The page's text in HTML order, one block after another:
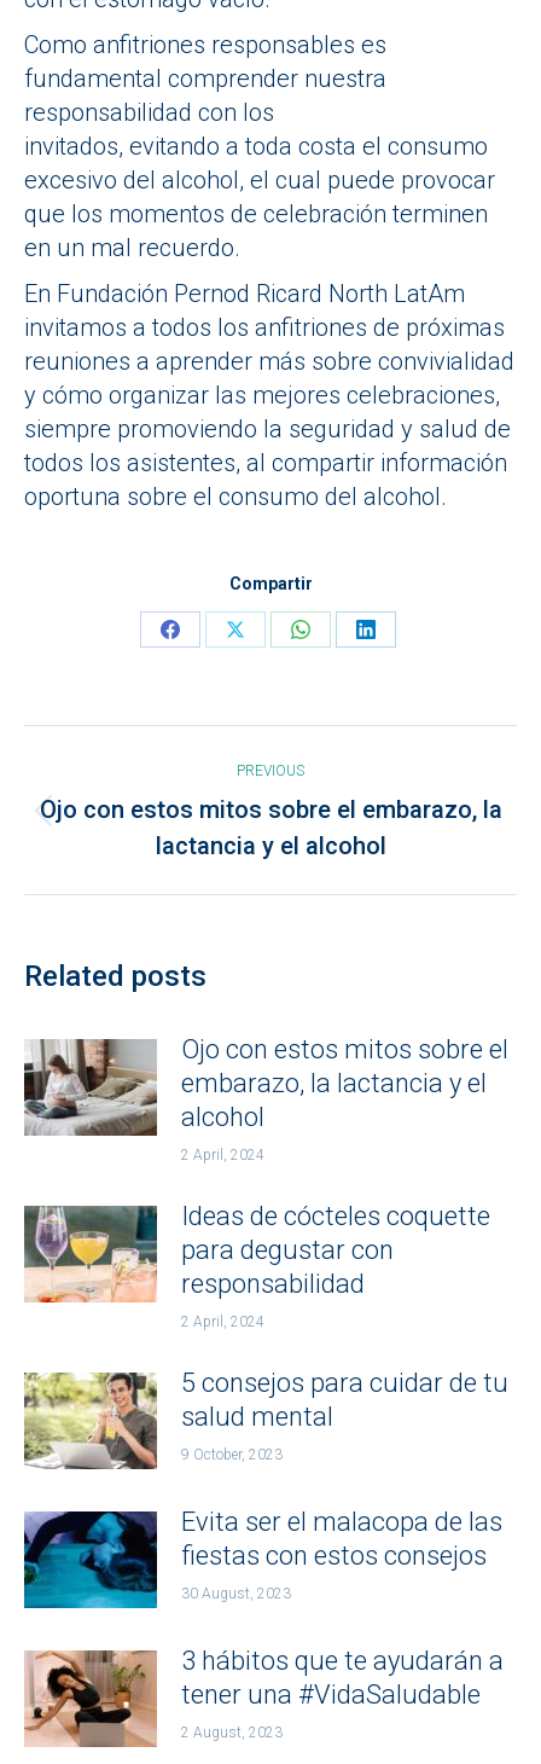
Como anfitriones responsables es
fundamental comprender nuestra
responsabilidad con los
invitados, evitando a toda costa el consumo
excesivo del alcohol, el cual puede provocar
que los momentos de celebración terminen
en un mal recuerdo.
En Fundación Pernod Ricard North LatAm
invitamos a todos los anfitriones de próximas
reuniones a aprender más sobre convivialidad
y cómo organizar las mejores celebraciones,
siempre promoviendo la seguridad y salud de
todos los asistentes, al compartir información
oportuna sobre el consumo del alcohol.
Compartir
Share
Share
Share
Share
navigation
PREVIOUS
Previous
post:
Ojo con estos mitos sobre el embarazo, la
lactancia y el alcohol
Related posts
Ojo con estos mitos sobre el
embarazo, la lactancia y el
alcohol
2 April, 2024
Ideas de cócteles coquette
para degustar con
responsabilidad
2 April, 2024
5 consejos para cuidar de tu
salud mental
9 October, 2023
Evita ser el malacopa de las
fiestas con estos consejos
30 August, 2023
3 hábitos que te ayudarán a
tener una #VidaSaludable
2 August, 2023